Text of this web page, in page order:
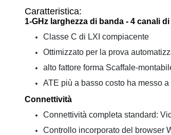
Caratteristica:
1-GHz larghezza di banda - 4 canali
Classe C di LXI compiacente
Ottimizzato per la prova
alto fattore forma Scaffale-
ATE più a basso costo ha messo
Connettività
Connettività completa standard:
Controllo incorporato del browser